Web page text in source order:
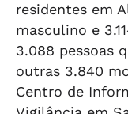
residentes em
masculino e
3.088 pessoas
outras 3.840
Centro de